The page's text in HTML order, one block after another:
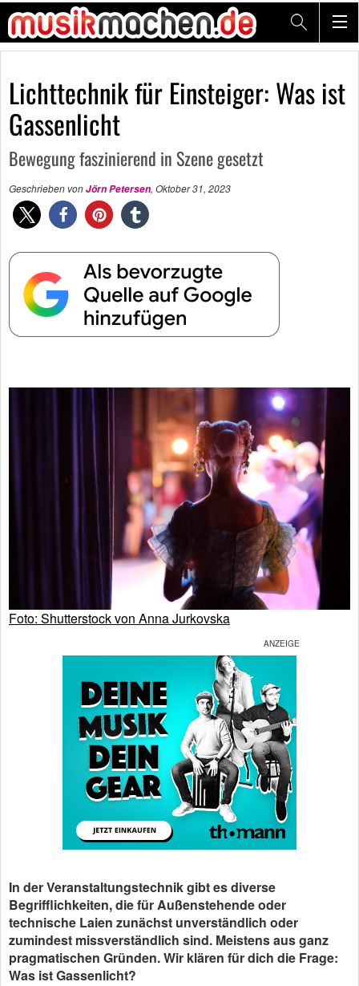
Lichttechnik für Einsteiger: Was ist
Gassenlicht
Bewegung faszinierend in Szene gesetzt
Geschrieben vonJörn Petersen, Oktober 31, 2023
Foto: Shutterstock von Anna Jurkovska
In der Veranstaltungstechnik gibt es diverse
Begrifflichkeiten, die für Außenstehende oder
technische Laien zunächst unverständlich oder
zumindest missverständlich sind. Meistens aus ganz
pragmatischen Gründen. Wir klären für dich die Frage:
Was ist Gassenlicht?